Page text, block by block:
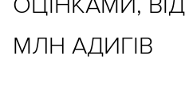
МЛН АДИГІВ